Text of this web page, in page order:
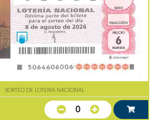
SORTEO DE LOTERIA NACIONAL
0